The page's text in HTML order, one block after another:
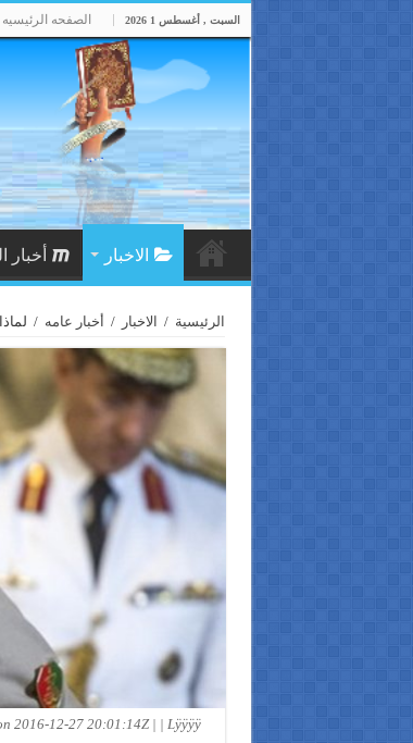
السبت , أغسطس 1 2026 الصفحه الرئيسيه
الاخبار أخبار
الرئيسية / الاخبار / أخبار عامه /
2016-12-27 20:01:14Z | | Lÿÿÿÿ